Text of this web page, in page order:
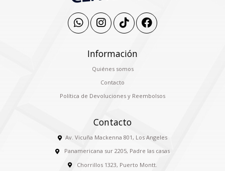
Información
Quiénes somos
Contacto
Política de Devoluciones y Reembolsos
Contacto
Av. Vicuña Mackenna 801, Los Angeles
Panamericana sur 2205, Padre las casas
Chorrillos 1323, Puerto Montt.